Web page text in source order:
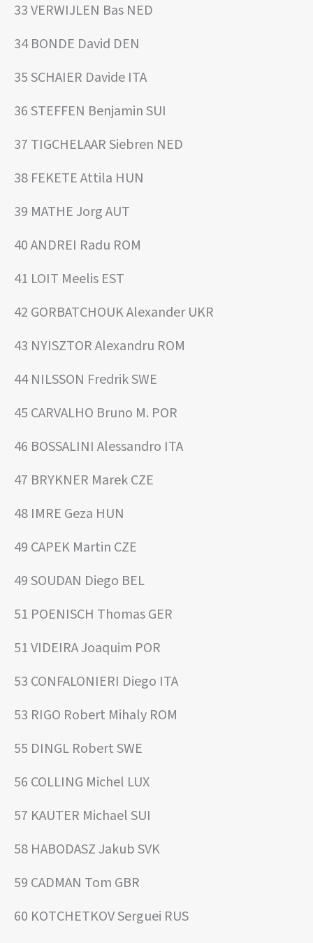
33 VERWIJLEN Bas NED
34 BONDE David DEN
35 SCHAIER Davide ITA
36 STEFFEN Benjamin SUI
37 TIGCHELAAR Siebren NED
38 FEKETE Attila HUN
39 MATHE Jorg AUT
40 ANDREI Radu ROM
41 LOIT Meelis EST
42 GORBATCHOUK Alexander UKR
43 NYISZTOR Alexandru ROM
44 NILSSON Fredrik SWE
45 CARVALHO Bruno M. POR
46 BOSSALINI Alessandro ITA
47 BRYKNER Marek CZE
48 IMRE Geza HUN
49 CAPEK Martin CZE
49 SOUDAN Diego BEL
51 POENISCH Thomas GER
51 VIDEIRA Joaquim POR
53 CONFALONIERI Diego ITA
53 RIGO Robert Mihaly ROM
55 DINGL Robert SWE
56 COLLING Michel LUX
57 KAUTER Michael SUI
58 HABODASZ Jakub SVK
59 CADMAN Tom GBR
60 KOTCHETKOV Serguei RUS